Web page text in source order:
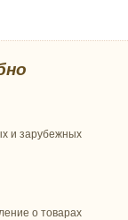
и зарубежных
о товарах